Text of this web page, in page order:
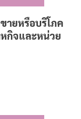
ายหรือบริโภค
กิจและหน่วย